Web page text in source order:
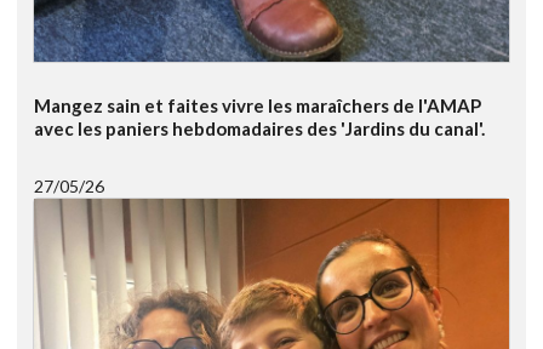
Mangez sain et faites vivre les maraîchers de l'AMAP
avec les paniers hebdomadaires des 'Jardins du canal'.
27/05/26